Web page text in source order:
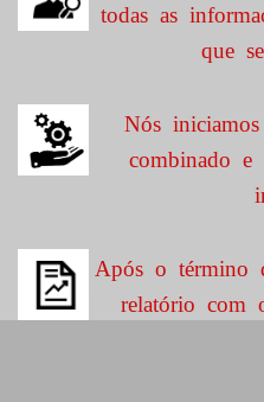
todas as
que
Nós
combinado e
Após o término
relatório com